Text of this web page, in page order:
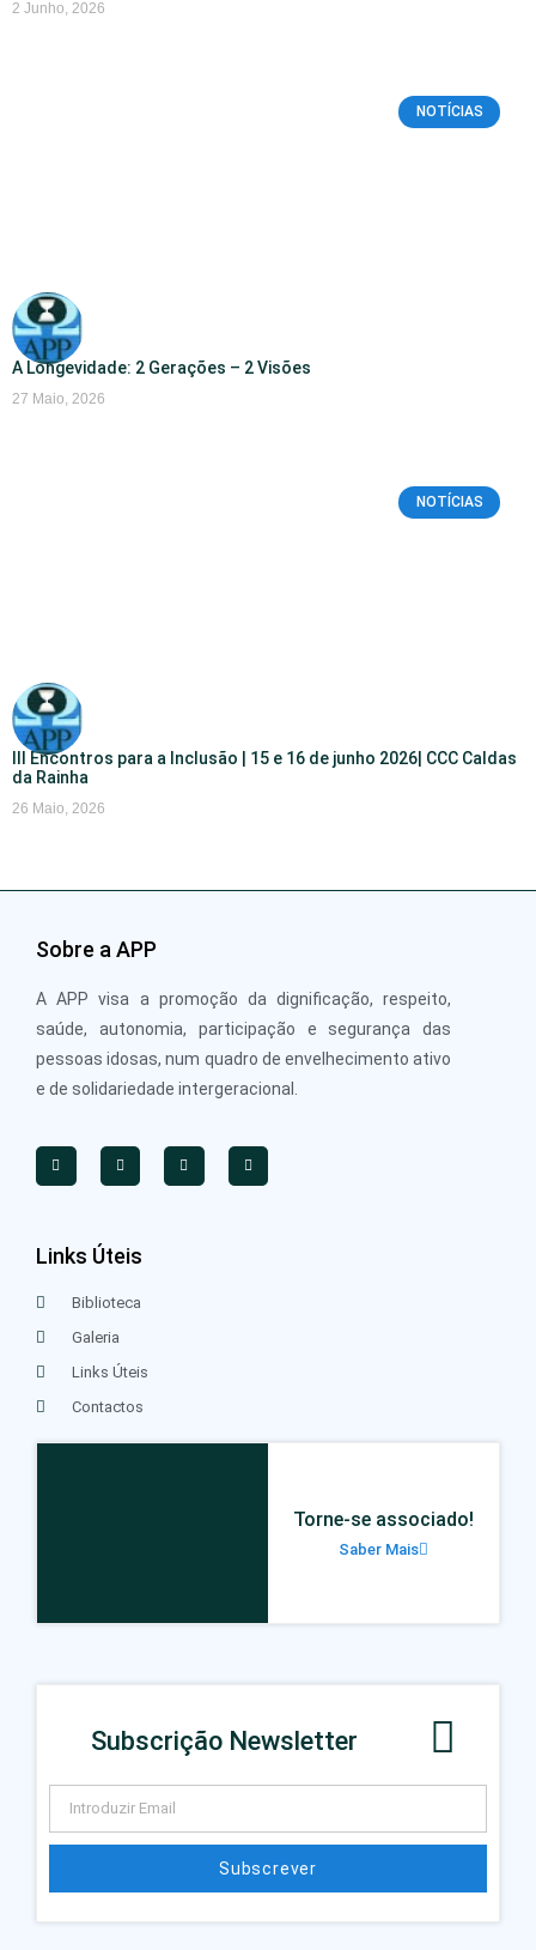
2 Junho, 2026
NOTÍCIAS
A Longevidade: 2 Gerações – 2 Visões
27 Maio, 2026
NOTÍCIAS
III Encontros para a Inclusão | 15 e 16 de junho 2026| CCC Caldas
da Rainha
26 Maio, 2026
Sobre a APP
A APP visa a promoção da dignificação, respeito,
saúde, autonomia, participação e segurança das
pessoas idosas, num quadro de envelhecimento ativo
e de solidariedade intergeracional.
Links Úteis
Biblioteca
Galeria
Links Úteis
Contactos
Torne-se associado!
Saber Mais
Subscrição Newsletter
Subscrever